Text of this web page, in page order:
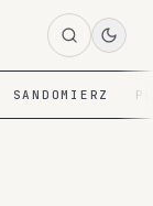
SANDOMIERZ